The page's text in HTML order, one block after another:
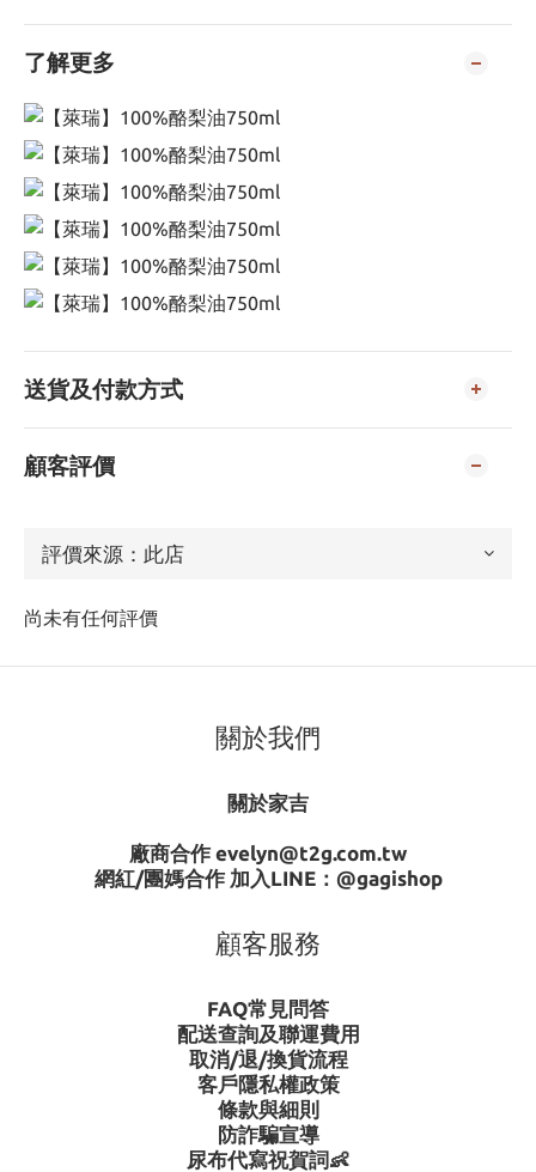
了解更多
送貨及付款方式
顧客評價
尚未有任何評價
關於我們
關於家吉
廠商合作 evelyn@t2g.com.tw
網紅/團媽合作 加入LINE： @gagishop
顧客服務
FAQ常見問答
配送查詢及聯運費用
取消/退/換貨流程
客戶隱私權政策
條款與細則
防詐騙宣導
尿布代寫祝賀詞👶